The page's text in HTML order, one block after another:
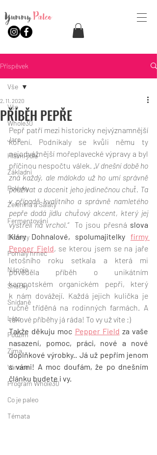
YummyPaleo
Příspěvek
Vše
Whole30
Jaro
Hlavní jídla
Základní
Polévky
Zelenina a Saláty
Fermentování
Dezerty
Pomalý hrnec
Nápoje
Snacky
Snídaně
Léto
Podzim
Zima
Vánoce
Program Whole30
Co je paleo
Témata
Vše
PŘÍBĚH PEPŘE
2. 11. 2020
Pepř patří mezi historicky nejvýznamnější
koření. Podnikaly se kvůli němu ty
nejodvážnější mořeplavecké výpravy a byl
příčinou nespočtu válek. „V dnešní době ho
zná každý, ale málokdo už ho umí správně
používat a docenit jeho jedinečnou chuť. Ta
v případě kvalitního a správně namletého
pepře dodá jídlu chuťový akcent, který jej
vystřelí na vrchol.“
  To jsou přesná
slova
Kláry Dohnalové, spolumajitelky firmy
Pepper Field, se kterou jsem se na jaře
letošního roku setkala a která mi
pověděla příběh o unikátním
kampotském organickém pepři, který
k nám dovážejí. Každá jejich kulička je
ručně tříděná na rodinných farmách. A
takové příběhy já ráda! To vy už víte :)
Takže děkuju moc Pepper Field za vaše
nasazení, pomoc, práci, nové a nové
doplňkové výrobky.. Já už pepřím jenom
s vámi! A moc doufám, že po dnešním
článku budete i vy.